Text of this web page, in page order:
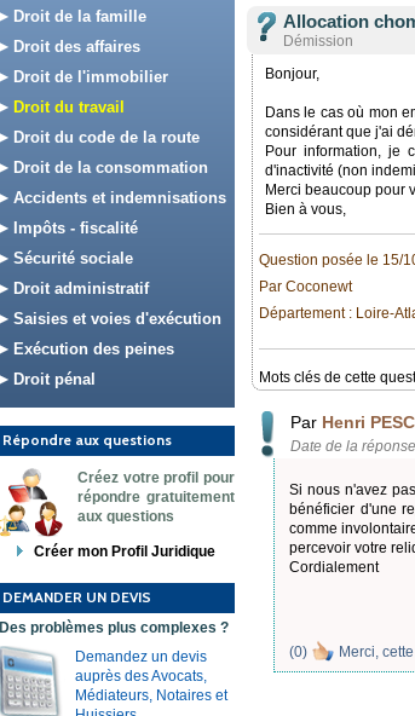
Droit de la famille
Droit des affaires
Droit de l'immobilier
Droit du travail
Droit du code de la route
Droit de la consommation
Accidents et indemnisations
Impôts - fiscalité
Sécurité sociale
Droit administratif
Saisies et voies d'exécution
Exécution des peines
Droit pénal
Répondre aux questions
Créez votre profil pour
répondre gratuitement
aux questions
Créer mon Profil Juridique
DEMANDER UN DEVIS
Des problèmes plus complexes ?
Demandez un devis
auprès des Avocats,
Médiateurs, Notaires et
Allocation
Démission
Bonjour,
Dans le cas où mon
considérant que j'ai
Pour information, je
d'inactivité (non
Merci beaucoup pour
Bien à vous,
Question posée le 15/
Par Coconewt
Département : Loire-
Mots clés de cette
Par Henri
Date de la
Si nous n'avez
bénéficier d'une
comme
percevoir votre
Cordialement
(0) Merci,